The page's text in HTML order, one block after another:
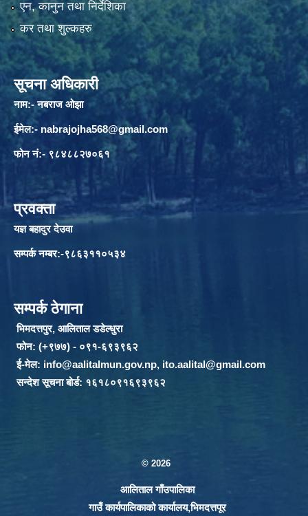
एन, कानुन तथा निर्देशिका
कर तथा शुल्कहरु
सूचना अधिकारी
नाम:- नबराज ओझा
ईमेल:- nabrajojha568@gmail.com
फोन नं:- ९८४८८२७०६१
प्रवक्ता
यज्ञ बहादुर देउवा
सम्पर्क नम्बर:-९८६३११०५३४
सम्पर्क ठेगाना
भिमदत्तपुर, आलिताल डडेल्धुरा
फोन: (+९७७) - ०९१-६९३९६२
ई-मेल: info@aalitalmun.gov.np, ito.aalital@gmail.com
सन्देश सूचना बोर्ड: १६१८०९१६९३९६२
© 2026
आलिताल गाँउपालिका
गाउँ कार्यपालिकाको कार्यालय,भिमदत्तपूर